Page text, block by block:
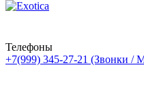
Телефоны
+7(999) 345-27-21 (Звонки /